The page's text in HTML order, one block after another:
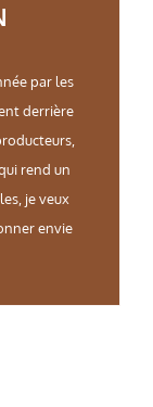
par les
derrière
rend un
je veux
envie